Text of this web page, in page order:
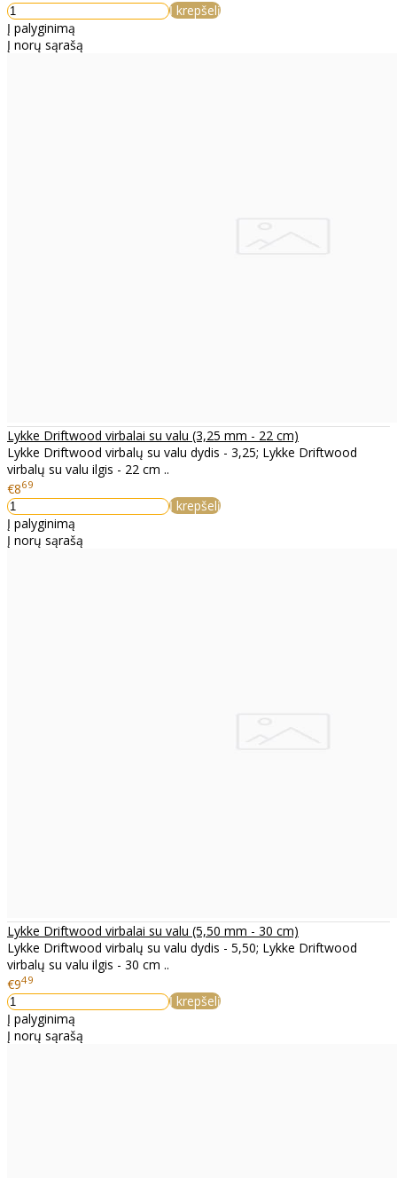
Į krepšelį
Į palyginimą
Į norų sąrašą
Lykke Driftwood virbalai su valu (3,25 mm - 22 cm)
Lykke Driftwood virbalų su valu dydis - 3,25; Lykke Driftwood
virbalų su valu ilgis - 22 cm ..
€869
Į krepšelį
Į palyginimą
Į norų sąrašą
Lykke Driftwood virbalai su valu (5,50 mm - 30 cm)
Lykke Driftwood virbalų su valu dydis - 5,50; Lykke Driftwood
virbalų su valu ilgis - 30 cm ..
€949
Į krepšelį
Į palyginimą
Į norų sąrašą